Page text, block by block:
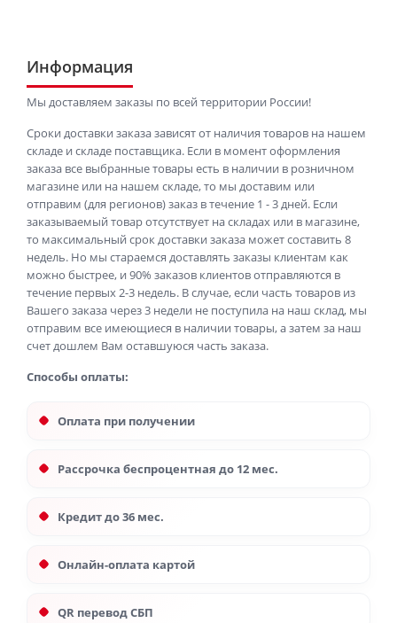
Информация
Мы доставляем заказы по всей территории России!
Сроки доставки заказа зависят от наличия товаров на нашем
складе и складе поставщика. Если в момент оформления
заказа все выбранные товары есть в наличии в розничном
магазине или на нашем складе, то мы доставим или
отправим (для регионов) заказ в течение 1 - 3 дней. Если
заказываемый товар отсутствует на складах или в магазине,
то максимальный срок доставки заказа может составить 8
недель. Но мы стараемся доставлять заказы клиентам как
можно быстрее, и 90% заказов клиентов отправляются в
течение первых 2-3 недель. В случае, если часть товаров из
Вашего заказа через 3 недели не поступила на наш склад, мы
отправим все имеющиеся в наличии товары, а затем за наш
счет дошлем Вам оставшуюся часть заказа.
Способы оплаты:
Оплата при получении
Рассрочка беспроцентная до 12 мес.
Кредит до 36 мес.
Онлайн-оплата картой
QR перевод СБП